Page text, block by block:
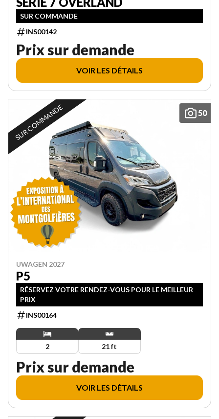
SUR COMMANDE
INS00142
Prix sur demande
VOIR LES DÉTAILS
50
SUR COMMANDE
UWAGEN 2027
P5
RÉSERVEZ VOTRE RENDEZ-VOUS POUR LE MEILLEUR
PRIX
INS00164
2 21 ft
Prix sur demande
VOIR LES DÉTAILS